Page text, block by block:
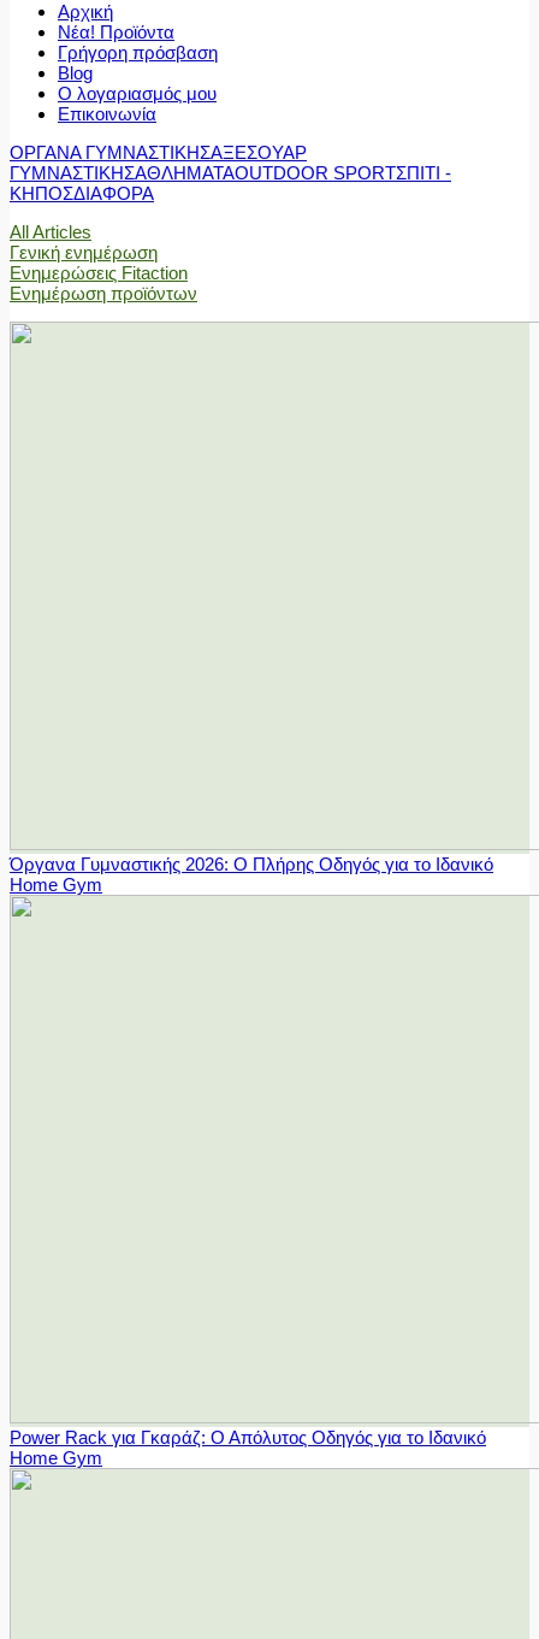
Αρχική
Νέα! Προϊόντα
Γρήγορη πρόσβαση
Blog
Ο λογαριασμός μου
Επικοινωνία
ΟΡΓΑΝΑ ΓΥΜΝΑΣΤΙΚΗΣΑΞΕΣΟΥΑΡ
ΓΥΜΝΑΣΤΙΚΗΣΑΘΛΗΜΑΤΑOUTDOOR SPORTΣΠΙΤΙ -
ΚΗΠΟΣΔΙΑΦΟΡΑ
All Articles
Γενική ενημέρωση
Ενημερώσεις Fitaction
Ενημέρωση προϊόντων
Όργανα Γυμναστικής 2026: Ο Πλήρης Οδηγός για το Ιδανικό
Home Gym
Power Rack για Γκαράζ: Ο Απόλυτος Οδηγός για το Ιδανικό
Home Gym